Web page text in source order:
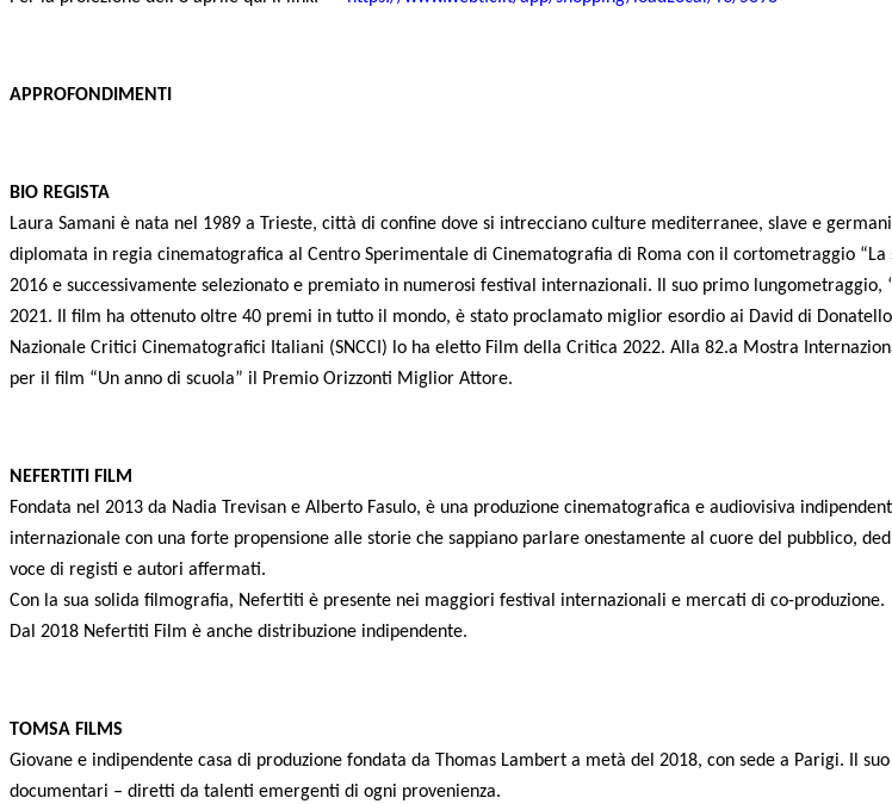
APPROFONDIMENTI
BIO REGISTA
Laura Samani è nata nel 1989 a Trieste, città di confine dove si intrecciano culture mediterranee, slave e
diplomata in regia cinematografica al Centro Sperimentale di Cinematografia di Roma con il cortometraggio
2016 e successivamente selezionato e premiato in numerosi festival internazionali. Il suo primo
2021. Il film ha ottenuto oltre 40 premi in tutto il mondo, è stato proclamato miglior esordio ai David di Donatello
Nazionale Critici Cinematografici Italiani (SNCCI) lo ha eletto Film della Critica 2022. Alla 82.a Mostra
per il film “Un anno di scuola” il Premio Orizzonti Miglior Attore.
NEFERTITI FILM
Fondata nel 2013 da Nadia Trevisan e Alberto Fasulo, è una produzione cinematografica e audiovisiva
internazionale con una forte propensione alle storie che sappiano parlare onestamente al cuore del pubblico,
voce di registi e autori affermati.
Con la sua solida filmografia, Nefertiti è presente nei maggiori festival internazionali e mercati di co-produzione.
Dal 2018 Nefertiti Film è anche distribuzione indipendente.
TOMSA FILMS
Giovane e indipendente casa di produzione fondata da Thomas Lambert a metà del 2018, con sede a Parigi. Il
documentari – diretti da talenti emergenti di ogni provenienza.